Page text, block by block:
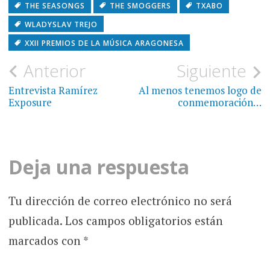
THE SEASONGS
THE SMOGGERS
TXABO
WLADYSLAV TREJO
XXII PREMIOS DE LA MÚSICA ARAGONESA
Navegación
de
Anterior
Entrevista Ramírez
Exposure
Siguiente
Al menos tenemos logo de
conmemoración…
Deja una respuesta
Tu dirección de correo electrónico no será
publicada. Los campos obligatorios están
marcados con *